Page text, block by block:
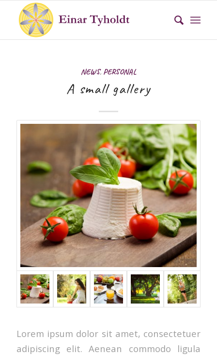
NEWS, PERSONAL
A small gallery
Lorem ipsum dolor sit amet, consectetuer
adipiscing elit. Aenean commodo ligula